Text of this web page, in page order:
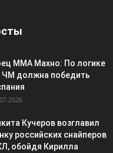
ММА Махно: По логике
ЧМ должна победить
Кучеров возглавил
российских снайперов
обойдя Кирилла